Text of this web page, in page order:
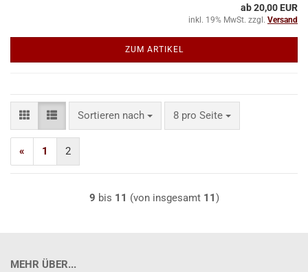
ab 20,00 EUR
inkl. 19% MwSt. zzgl. Versand
ZUM ARTIKEL
Sortieren nach
Sortieren nach 8 pro Seite
pro Seite
« 1 2
9 bis 11 (von insgesamt 11)
MEHR ÜBER...